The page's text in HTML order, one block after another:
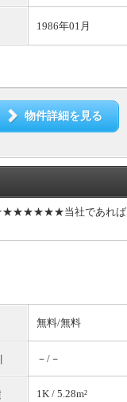
1986年01月
物件詳細を見る
当社であれば
無料/無料
－/－
1K / 5.28m²